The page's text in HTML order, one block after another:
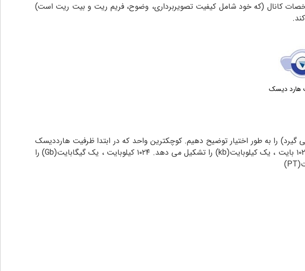
کانال (که خود شامل کیفیت تصویربرداری، وضوح، فریم ریت و بیت ریت است)
هارد دیسک
گیرد) را به طور اختیار توضیح دهیم. کوچکترین واحد که در ابتدا ظرفیت هارددیسک
را اشغال می کند (bit) بیت نامیده می شود . تعداد ۸ بیت ، یک بایت (byte) را تشکیل می دهد. ۱۰۲۴ بایت ، یک کیلوبایت(kb) را تشکیل می دهد. ۱۰۲۴ کیلوبایت ، یک گیگابایت(Gb) را